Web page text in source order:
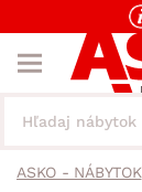
ASKO - NÁBYTOK